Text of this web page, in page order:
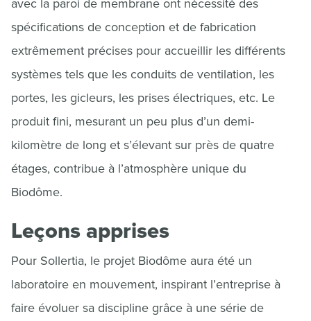
avec la paroi de membrane ont nécessité des
spécifications de conception et de fabrication
extrêmement précises pour accueillir les différents
systèmes tels que les conduits de ventilation, les
portes, les gicleurs, les prises électriques, etc. Le
produit fini, mesurant un peu plus d’un demi-
kilomètre de long et s’élevant sur près de quatre
étages, contribue à l’atmosphère unique du
Biodôme.
Leçons apprises
Pour Sollertia, le projet Biodôme aura été un
laboratoire en mouvement, inspirant l’entreprise à
faire évoluer sa discipline grâce à une série de